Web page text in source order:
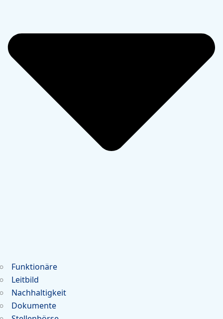
Funktionäre
Leitbild
Nachhaltigkeit
Dokumente